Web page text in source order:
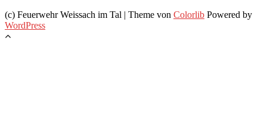
(c) Feuerwehr Weissach im Tal | Theme von Colorlib Powered by
WordPress